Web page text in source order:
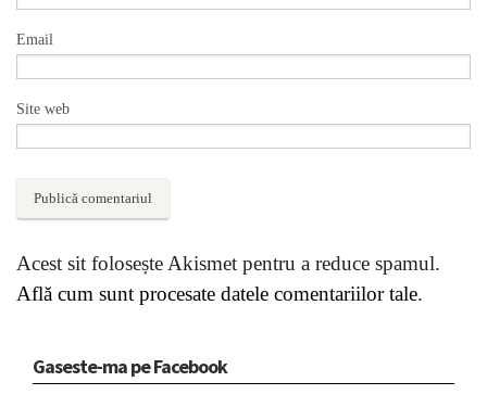
Email
Site web
Acest sit folosește Akismet pentru a reduce spamul.
Află cum sunt procesate datele comentariilor tale.
Gaseste-ma pe Facebook